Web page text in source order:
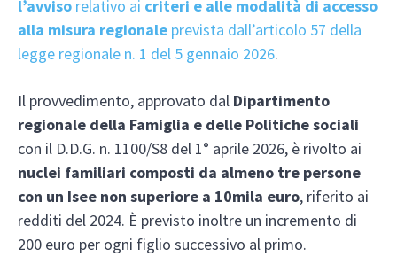
l’avviso relativo ai criteri e alle modalità di accesso
alla misura regionale prevista dall’articolo 57 della
legge regionale n. 1 del 5 gennaio 2026.
Il provvedimento, approvato dal Dipartimento
regionale della Famiglia e delle Politiche sociali
con il D.D.G. n. 1100/S8 del 1° aprile 2026, è rivolto ai
nuclei familiari composti da almeno tre persone
con un Isee non superiore a 10mila euro, riferito ai
redditi del 2024. È previsto inoltre un incremento di
200 euro per ogni figlio successivo al primo.